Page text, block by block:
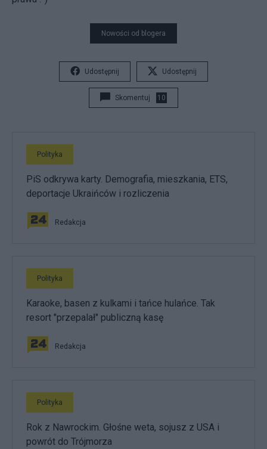
Nowości od blogera
Udostępnij Udostępnij
Skomentuj 10
Polityka
PiS odkrywa karty. Demografia, mieszkania, ETS,
deportacje Ukraińców i rozliczenia
Redakcja
Polityka
Karaoke, basen z kulkami i tańce hulańce. Tak
resort "przepalał" publiczną kasę
Redakcja
Polityka
Rok z Nawrockim. Głośne weta, sojusz z USA i
powrót do Trójmorza